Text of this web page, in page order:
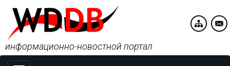
информационно-новостной портал